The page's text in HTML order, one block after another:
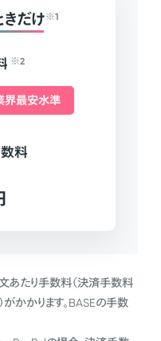
だけ ※1
※2
界最安水準
料
あたり手数料（決済手数料
かかります。BASEの手数